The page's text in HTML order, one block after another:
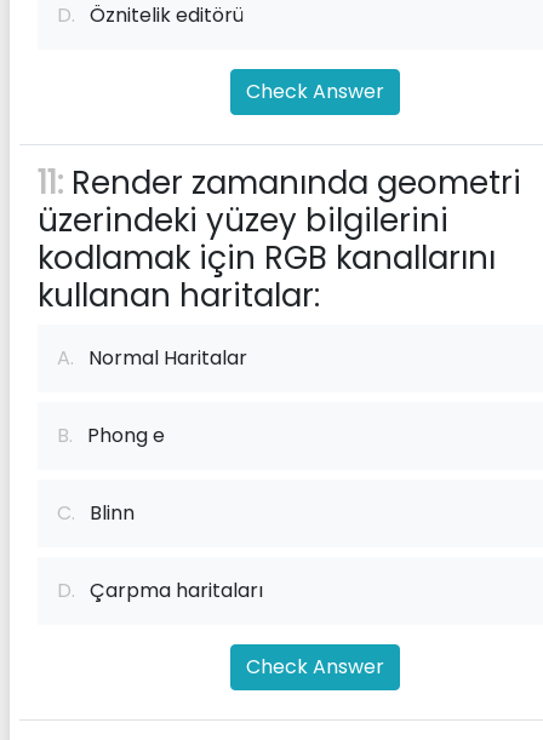
D. Öznitelik editörü
Check Answer
11: Render zamanında geometri
üzerindeki yüzey bilgilerini
kodlamak için RGB kanallarını
kullanan haritalar:
A. Normal Haritalar
B. Phong e
C. Blinn
D. Çarpma haritaları
Check Answer